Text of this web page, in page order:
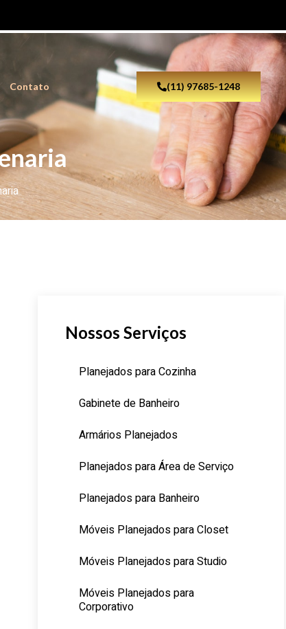
Contato (11) 97685-1248
Nossos Serviços
Planejados para Cozinha
Gabinete de Banheiro
Armários Planejados
Planejados para Área de Serviço
Planejados para Banheiro
Móveis Planejados para Closet
Móveis Planejados para Studio
Móveis Planejados para
Corporativo